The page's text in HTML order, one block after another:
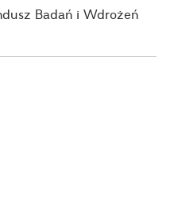
Badań i Wdrożeń